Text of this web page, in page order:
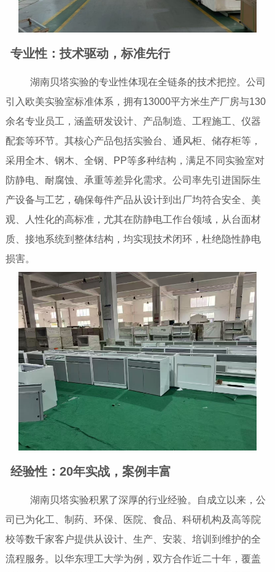
专业性：技术驱动，标准先行
湖南贝塔实验的专业性体现在全链条的技术把控。公司
引入欧美实验室标准体系，拥有13000平方米生产厂房与130
余名专业员工，涵盖研发设计、产品制造、工程施工、仪器
配套等环节。其核心产品包括实验台、通风柜、储存柜等，
采用全木、钢木、全钢、PP等多种结构，满足不同实验室对
防静电、耐腐蚀、承重等差异化需求。公司率先引进国际生
产设备与工艺，确保每件产品从设计到出厂均符合安全、美
观、人性化的高标准，尤其在防静电工作台领域，从台面材
质、接地系统到整体结构，均实现技术闭环，杜绝隐性静电
损害。
经验性：20年实战，案例丰富
湖南贝塔实验积累了深厚的行业经验。自成立以来，公
司已为化工、制药、环保、医院、食品、科研机构及高等院
校等数千家客户提供从设计、生产、安装、培训到维护的全
流程服务。以华东理工大学为例，双方合作近二十年，覆盖